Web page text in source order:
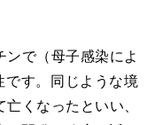
で（母子感染によ
す。同じような境
くなったといい、